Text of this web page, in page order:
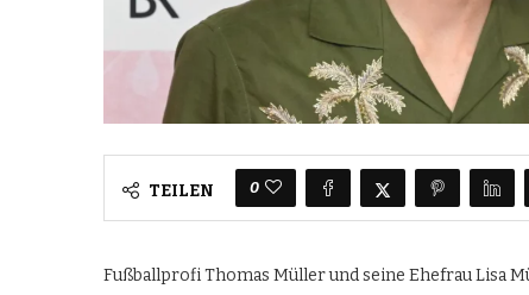
TEILEN 0
Fußballprofi Thomas Müller und seine Ehefrau Lisa